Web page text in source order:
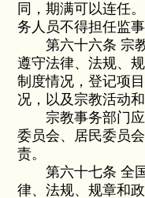
同，期满可以连任
务人员不得担任监事
第六十六条 宗教
遵守法律、法规、
制度情况，登记项
况，以及宗教活动
宗教事务部门应
委员会、居民委员
责。
第六十七条 全国
律、法规、规章和